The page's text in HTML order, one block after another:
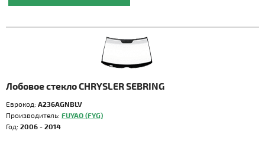
Лобовое стекло CHRYSLER SEBRING
Еврокод: A236AGNBLV
Производитель: FUYAO (FYG)
Год: 2006 - 2014